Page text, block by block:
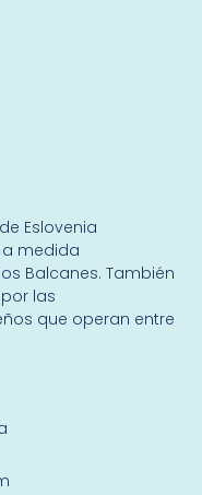
Eslovenia
medida
los Balcanes. También
las
que operan entre